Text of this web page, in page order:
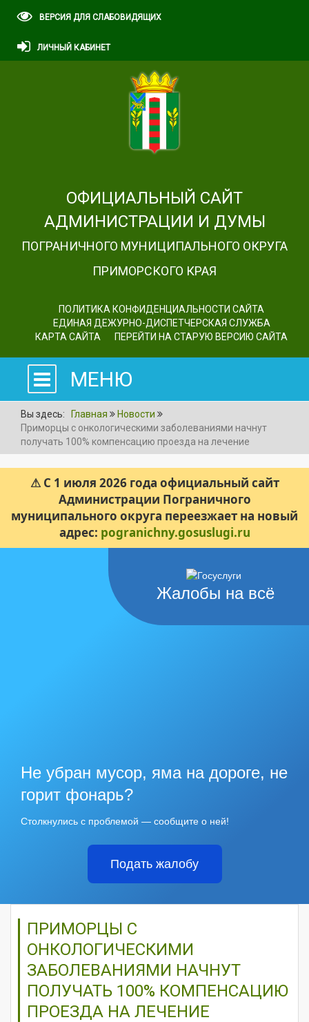
ВЕРСИЯ ДЛЯ СЛАБОВИДЯЩИХ
ЛИЧНЫЙ КАБИНЕТ
ОФИЦИАЛЬНЫЙ САЙТ
АДМИНИСТРАЦИИ И ДУМЫ
ПОГРАНИЧНОГО МУНИЦИПАЛЬНОГО ОКРУГА
ПРИМОРСКОГО КРАЯ
ПОЛИТИКА КОНФИДЕНЦИАЛЬНОСТИ САЙТА
ЕДИНАЯ ДЕЖУРНО-ДИСПЕТЧЕРСКАЯ СЛУЖБА
КАРТА САЙТА
ПЕРЕЙТИ НА СТАРУЮ ВЕРСИЮ САЙТА
МЕНЮ
Вы здесь: Главная
Новости
Приморцы с онкологическими заболеваниями начнут
получать 100% компенсацию проезда на лечение
⚠ С 1 июля 2026 года официальный сайт
Администрации Пограничного
муниципального округа переезжает на новый
адрес: pogranichny.gosuslugi.ru
Жалобы на всё
Не убран мусор, яма на дороге, не
горит фонарь?
Столкнулись с проблемой — сообщите о ней!
Подать жалобу
ПРИМОРЦЫ С
ОНКОЛОГИЧЕСКИМИ
ЗАБОЛЕВАНИЯМИ НАЧНУТ
ПОЛУЧАТЬ 100% КОМПЕНСАЦИЮ
ПРОЕЗДА НА ЛЕЧЕНИЕ